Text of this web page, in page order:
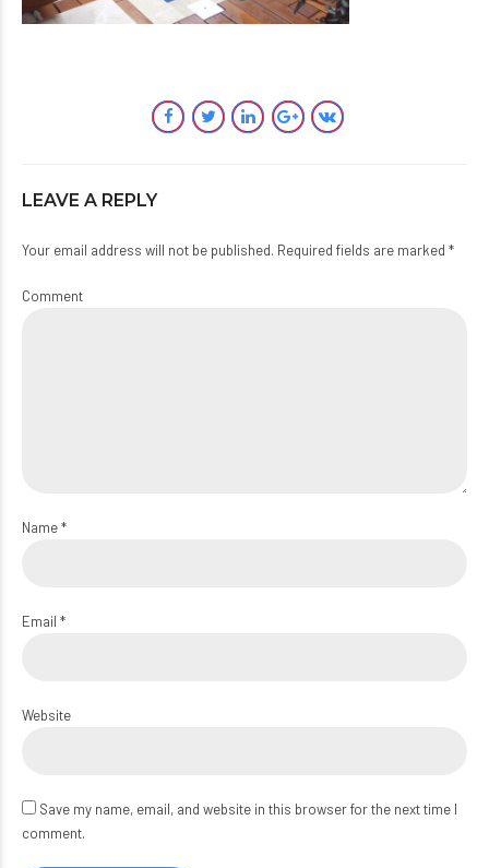
LEAVE A REPLY
Your email address will not be published. Required fields are marked *
Comment
Name *
Email *
Website
Save my name, email, and website in this browser for the next time I
comment.